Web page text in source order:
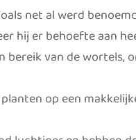
net al werd
hij er behoefte aan
van de wortels,
op een